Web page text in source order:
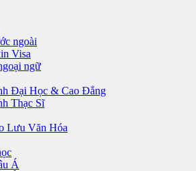
ngoài
Visa
ngữ
Đại Học & Cao Đẳng
Thạc Sĩ
Lưu Văn Hóa
Á